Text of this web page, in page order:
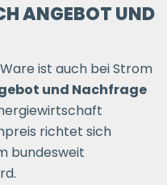
ANGEBOT UND
ist auch bei Strom
und Nachfrage
richtet sich
bundesweit